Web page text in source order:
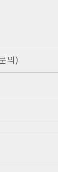
의)